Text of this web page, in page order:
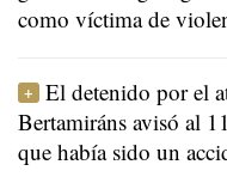
como víctima de
El detenido por el
Bertamiráns avisó al
que había sido un